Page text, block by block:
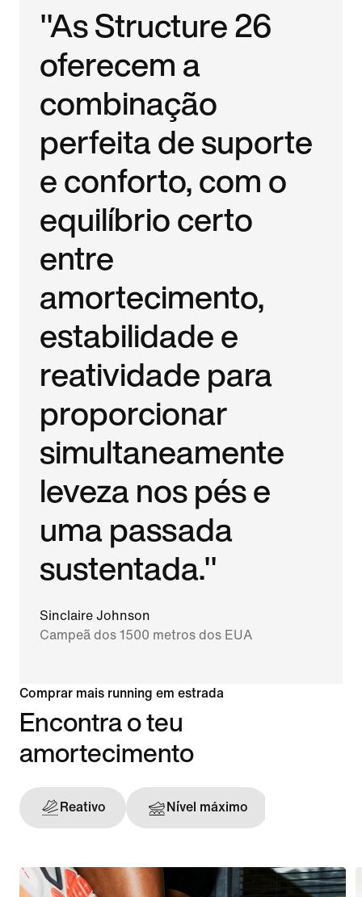
"As Structure 26
oferecem a
combinação
perfeita de suporte
e conforto, com o
equilíbrio certo
entre
amortecimento,
estabilidade e
reatividade para
proporcionar
simultaneamente
leveza nos pés e
uma passada
sustentada."
Sinclaire Johnson
Campeã dos 1500 metros dos EUA
Comprar mais running em estrada
Encontra o teu
amortecimento
Reativo Nível máximo